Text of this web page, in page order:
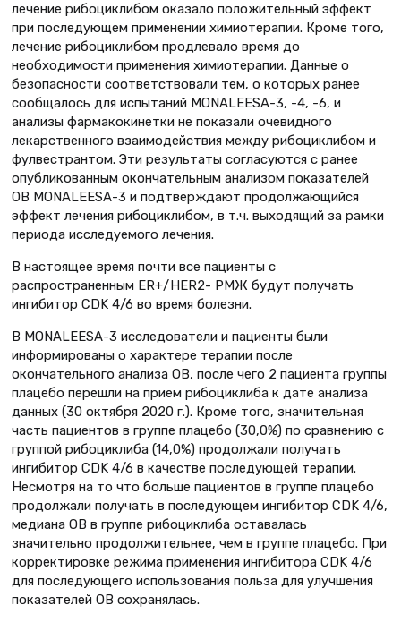
лечение рибоциклибом оказало положительный эффект
при последующем применении химиотерапии. Кроме того,
лечение рибоциклибом продлевало время до
необходимости применения химиотерапии. Данные о
безопасности соответствовали тем, о которых ранее
сообщалось для испытаний MONALEESA-3, -4, -6, и
анализы фармакокинетки не показали очевидного
лекарственного взаимодействия между рибоциклибом и
фулвестрантом. Эти результаты согласуются с ранее
опубликованным окончательным анализом показателей
ОВ MONALEESA-3 и подтверждают продолжающийся
эффект лечения рибоциклибом, в т.ч. выходящий за рамки
периода исследуемого лечения.
В настоящее время почти все пациенты с
распространенным ER+/HER2- РМЖ будут получать
ингибитор CDK 4/6 во время болезни.
В MONALEESA-3 исследователи и пациенты были
информированы о характере терапии после
окончательного анализа ОВ, после чего 2 пациента группы
плацебо перешли на прием рибоциклиба к дате анализа
данных (30 октября 2020 г.). Кроме того, значительная
часть пациентов в группе плацебо (30,0%) по сравнению с
группой рибоциклиба (14,0%) продолжали получать
ингибитор CDK 4/6 в качестве последующей терапии.
Несмотря на то что больше пациентов в группе плацебо
продолжали получать в последующем ингибитор CDK 4/6,
медиана ОВ в группе рибоциклиба оставалась
значительно продолжительнее, чем в группе плацебо. При
корректировке режима применения ингибитора CDK 4/6
для последующего использования польза для улучшения
показателей ОВ сохранялась.